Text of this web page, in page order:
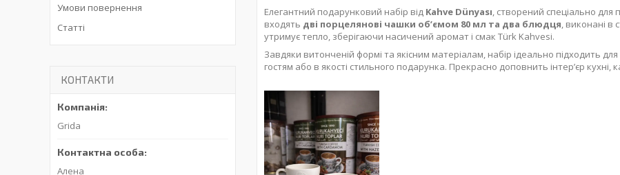
Елегантний подарунковий набір від Kahve Dünyası, створений спеціально для
входять дві порцелянові чашки об’ємом 80 мл та два блюдця, виконані в
утримує тепло, зберігаючи насичений аромат і смак Türk Kahvesi.
Завдяки витонченій формі та якісним матеріалам, набір ідеально підходить
гостям або в якості стильного подарунка. Прекрасно доповнить інтер’єр кухні,
Умови повернення
Статті
КОНТАКТИ
Grida
Алена